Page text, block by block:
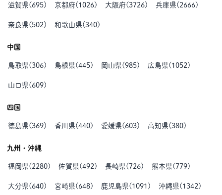
滋賀県( 695) 京都府( 1026) 大阪府(3726) 兵庫県( 2666)
奈良県( 502 ) 和歌山県(340)
中国
鳥取県(306) 島根県(445) 岡山県(985) 広島県( 1052 )
山口県( 609)
四国
徳島県(369) 香川県(440) 愛媛県( 603) 高知県(380)
九州・沖縄
福岡県( 2280) 佐賀県(492 ) 長崎県( 726) 熊本県( 779)
大分県( 640) 宮崎県( 648) 鹿児島県( 1091 ) 沖縄県( 1342 )